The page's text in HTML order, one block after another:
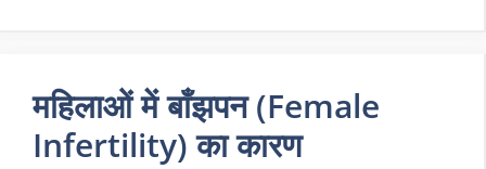
महिलाओं में बाँझपन (Female
Infertility) का कारण